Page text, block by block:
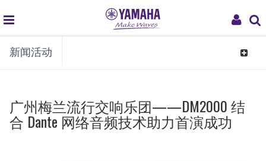
My
global
navigation
新闻活动
Toggle
广州梅兰流行交响乐团——DM2000 结
合 Dante 网络音频技术助力首演成功